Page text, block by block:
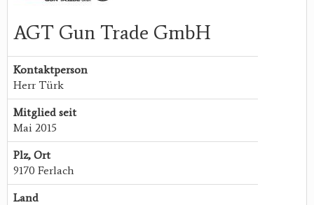
AGT Gun Trade GmbH
Kontaktperson
Herr Türk
Mitglied seit
Mai 2015
Plz, Ort
9170 Ferlach
Land